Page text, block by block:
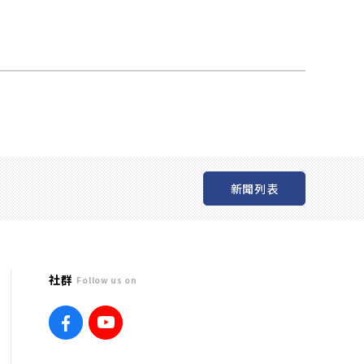
新聞列表
社群 Follow us on